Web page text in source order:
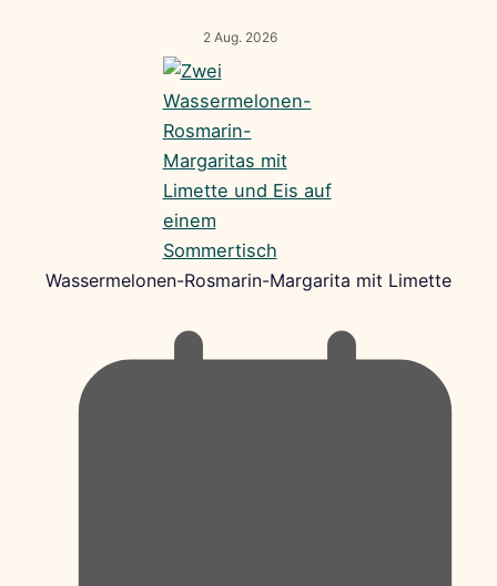
2 Aug. 2026
Wassermelonen-Rosmarin-Margarita mit Limette